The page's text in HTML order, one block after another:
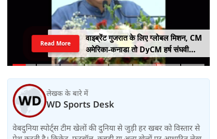
वाइब्रेंट गुजरात के लिए ग्लोबल मिशन, CM
अमेरिका-कनाडा तो DyCM हर्ष संघवी
संभालेंगे जापान-यूरोप का मोर्चा
Read More
लेखक के बारे में
WD Sports Desk
वेबदुनिया स्पोर्ट्स टीम खेलों की दुनिया से जुड़ी हर खबर को विस्तार से